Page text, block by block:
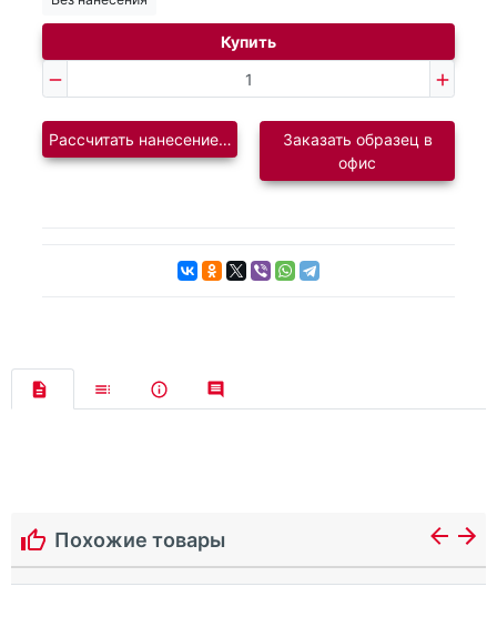
Купить
Рассчитать нанесение логотипаЗаказать образец в
офис
Похожие товары